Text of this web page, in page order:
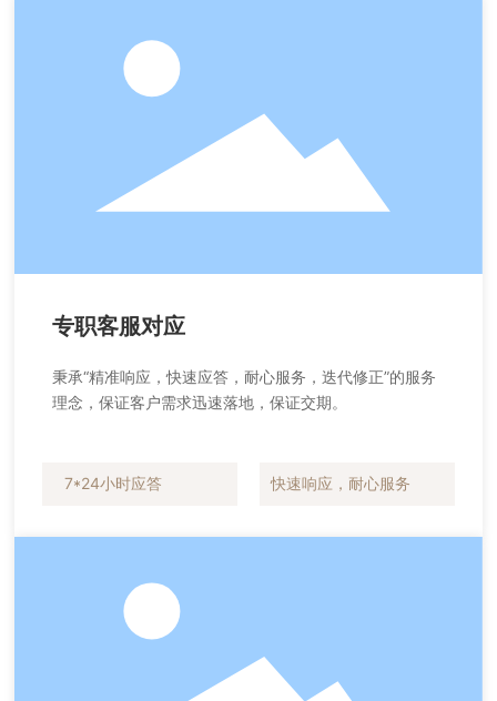
专职客服对应
秉承“精准响应，快速应答，耐心服务，迭代修正”的服务
理念，保证客户需求迅速落地，保证交期。
7*24小时应答 快速响应，耐心服务